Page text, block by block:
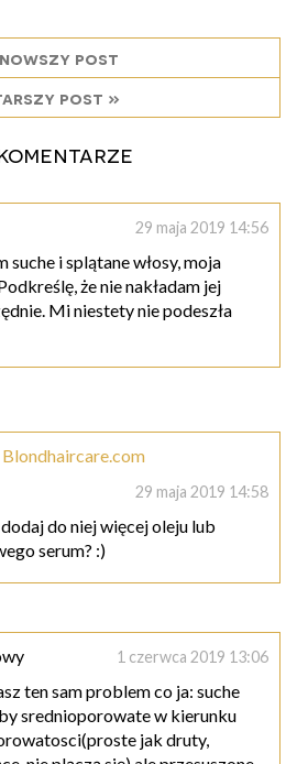
post
post »
29 maja 2019 14:56
suche i splątane włosy, moja
że nie nakładam jej
Mi niestety nie podeszła
29 maja 2019 14:58
do niej więcej oleju lub
serum? :)
1 czerwca 2019 13:06
ten sam problem co ja: suche
srednioporowate w kierunku
jak druty,